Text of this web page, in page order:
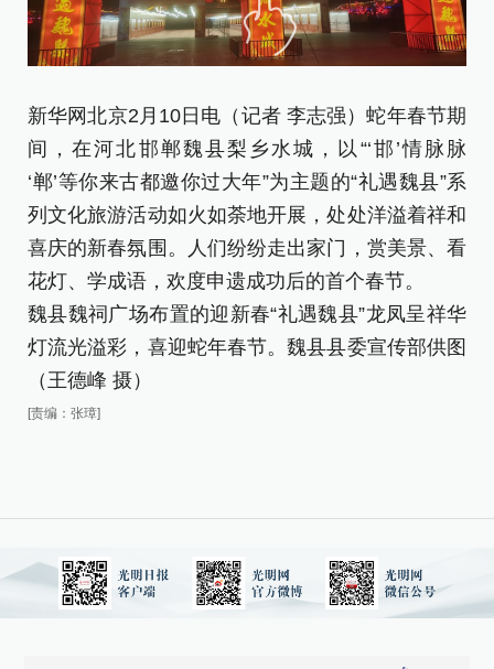
新华网北京2月10日电（记者 李志强）蛇年春节期
间，在河北邯郸魏县梨乡水城，以“‘邯’情脉脉
‘郸’等你来古都邀你过大年”为主题的“礼遇魏县”系
列文化旅游活动如火如荼地开展，处处洋溢着祥和
喜庆的新春氛围。人们纷纷走出家门，赏美景、看
花灯、学成语，欢度申遗成功后的首个春节。
魏县魏祠广场布置的迎新春“礼遇魏县”龙凤呈祥华
灯流光溢彩，喜迎蛇年春节。魏县县委宣传部供图
（王德峰 摄）
[责编：张璋]